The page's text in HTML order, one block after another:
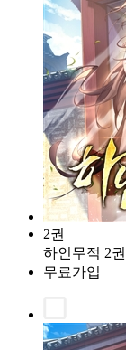
2권
하인무적 2권
무료가입